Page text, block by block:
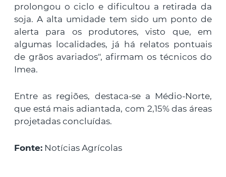
prolongou o ciclo e dificultou a retirada da
soja. A alta umidade tem sido um ponto de
alerta para os produtores, visto que, em
algumas localidades, já há relatos pontuais
de grãos avariados", afirmam os técnicos do
Imea.
Entre as regiões, destaca-se a Médio-Norte,
que está mais adiantada, com 2,15% das áreas
projetadas concluídas.
Fonte: Notícias Agrícolas